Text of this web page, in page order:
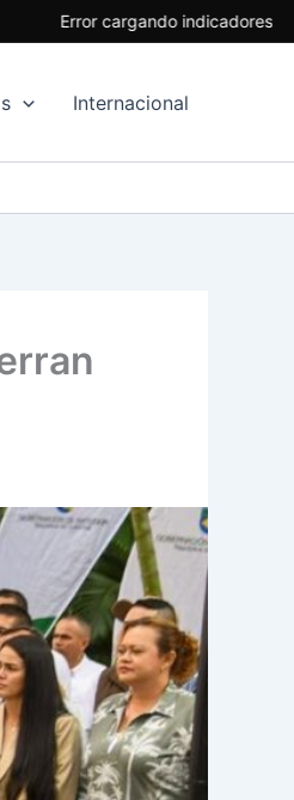
Error cargando indicadores
Internacional